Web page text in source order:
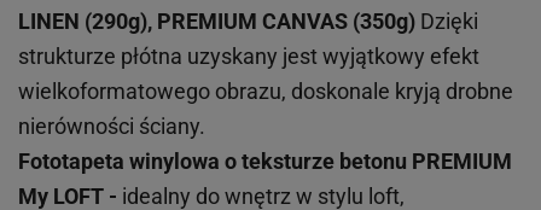
LINEN (290g), PREMIUM CANVAS (350g) Dzięki
strukturze płótna uzyskany jest wyjątkowy efekt
wielkoformatowego obrazu, doskonale kryją drobne
nierówności ściany.
Fototapeta winylowa oteksturze betonu PREMIUM
My LOFT - idealny do wnętrz w stylu loft,